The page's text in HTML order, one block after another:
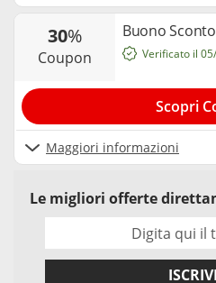
30%
coupon
Buono
Maggiori informazioni
Verificato il
Scopri
Le migliori offerte